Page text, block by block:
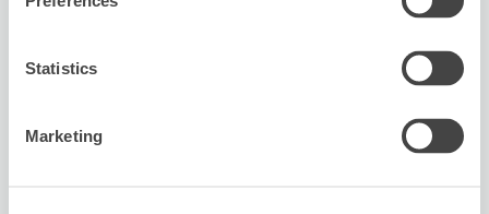
Statistics
Marketing